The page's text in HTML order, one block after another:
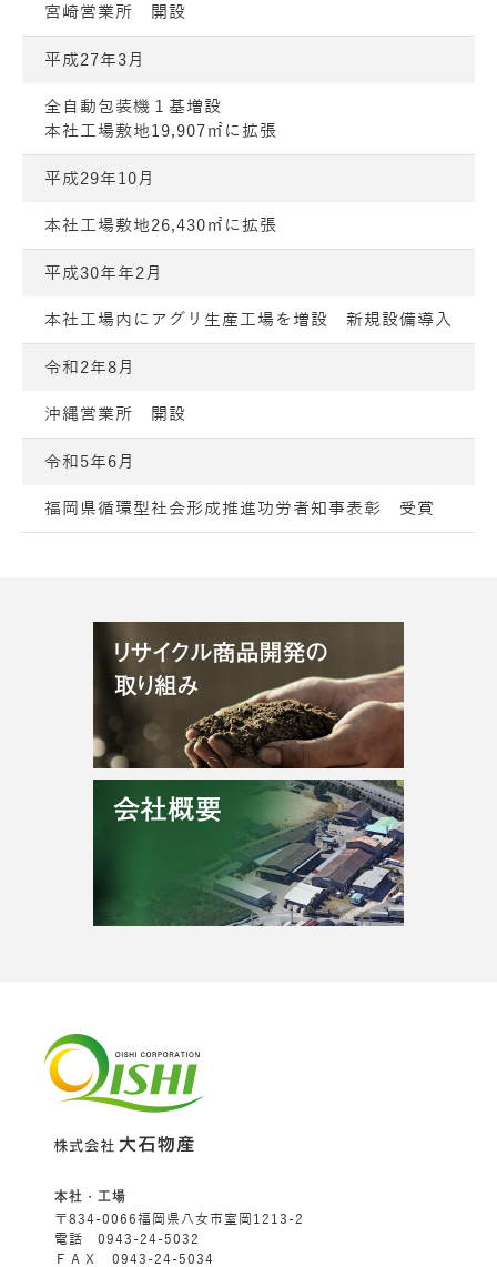
宮崎営業所 開設
平成27年3月
全自動包装機１基増設
本社工場敷地19,907㎡に拡張
平成29年10月
本社工場敷地26,430㎡に拡張
平成30年年2月
本社工場内にアグリ生産工場を増設 新規設備導入
令和2年8月
沖縄営業所 開設
令和5年6月
福岡県循環型社会形成推進功労者知事表彰 受賞
本社・工場
〒834-0066福岡県八女市室岡1213-2
電話 0943-24-5032
ＦＡＸ 0943-24-5034